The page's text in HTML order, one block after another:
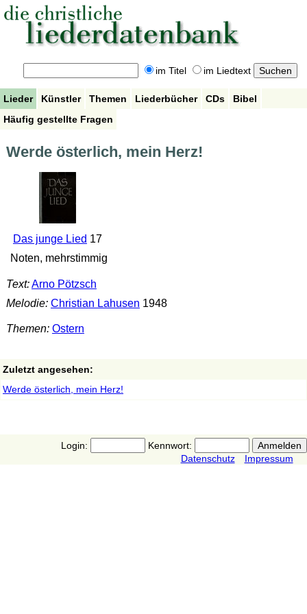
im Titel im Liedtext
Lieder Künstler Themen Liederbücher CDs
Bibel
Häufig gestellte Fragen
Werde österlich, mein Herz!
Das junge Lied 17
Noten, mehrstimmig
Text:Arno Pötzsch
Melodie: Christian Lahusen 1948
Themen: Ostern
Zuletzt angesehen:
Werde österlich, mein Herz!
Login:
Kennwort:
Datenschutz
Impressum